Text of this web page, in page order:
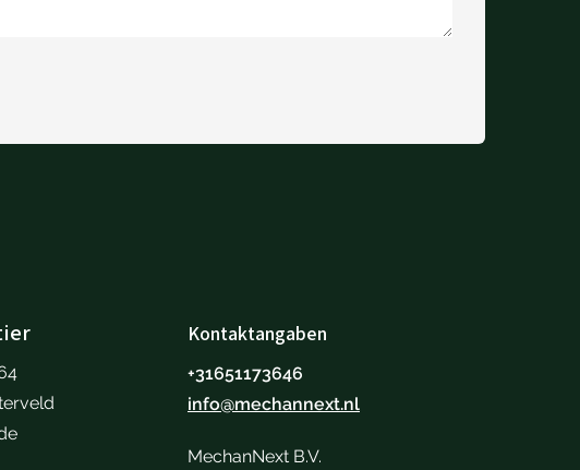
Kontaktangaben
+31651173646
info@mechannext.nl
MechanNext B.V.